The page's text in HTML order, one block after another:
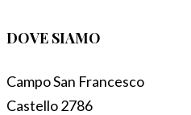
DOVE SIAMO
Campo San Francesco
Castello 2786